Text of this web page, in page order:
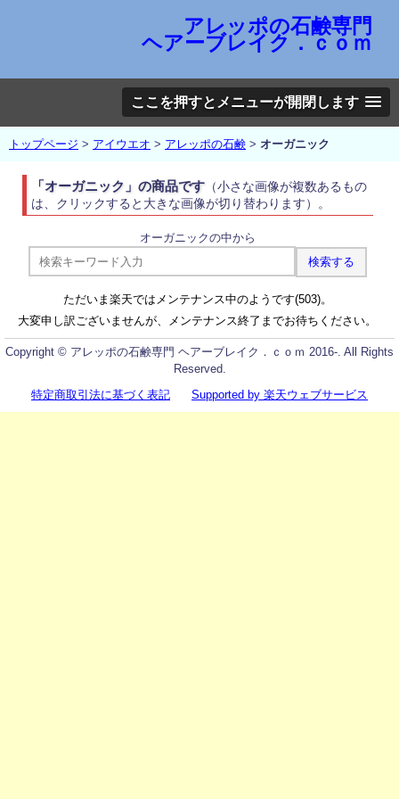
アレッポの石鹸専門
ヘアーブレイク．ｃｏｍ
「オーガニック」の商品です （小さな画像が複数あるもの
は、クリックすると大きな画像が切り替わります）。
オーガニックの中から
ただいま楽天ではメンテナンス中のようです(503)。
大変申し訳ございませんが、メンテナンス終了までお待ちください。
トップページ > アイウエオ > アレッポの石鹸 > オーガニック
ここを押すとメニューが開閉します
Copyright © アレッポの石鹸専門 ヘアーブレイク．ｃｏｍ 2016-. All Rights
Reserved.
特定商取引法に基づく表記
Supported by 楽天ウェブサービス